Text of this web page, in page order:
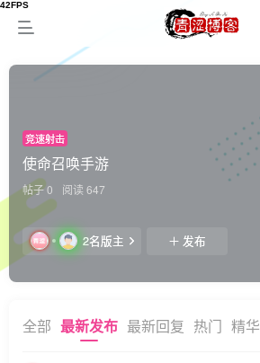
竞速射击
使命召唤手游
帖子 0 阅读 647
2名版主 发布
全部 最新发布 最新回复 热门 精华